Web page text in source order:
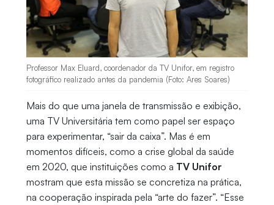
Professor Max Eluard, coordenador da TV Unifor, em registro
fotográfico realizado antes da pandemia (Foto: Ares Soares)
Mais do que uma janela de transmissão e exibição,
uma TV Universitária tem como papel ser espaço
para experimentar, “sair da caixa”. Mas é em
momentos difíceis, como a crise global da saúde
em 2020, que instituições como a TV Unifor
mostram que esta missão se concretiza na prática,
na cooperação inspirada pela “arte do fazer”. “Esse